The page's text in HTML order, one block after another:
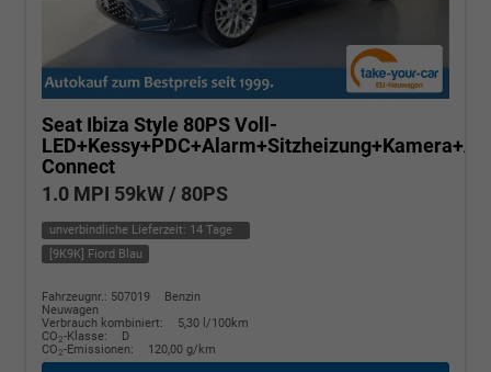
Seat Ibiza Style 80PS Voll-
Connect
1.0 MPI 59kW / 80PS
unverbindliche Lieferzeit: 14 Tage
[9K9K] Fiord Blau
Fahrzeugnr.: 507019
Benzin
Neuwagen
Verbrauch kombiniert:
5,30 l/100km
CO2-Klasse:
D
CO2-Emissionen: 120,00 g/km